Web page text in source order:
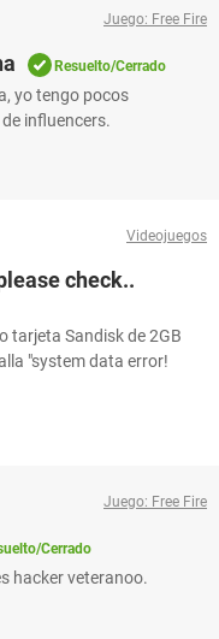
Juego: Free Fire
Resuelto/Cerrado
yo tengo pocos
influencers.
Videojuegos
check..
tarjeta Sandisk de 2GB
"system data error!
Juego: Free Fire
Cerrado
hacker veteranoo.